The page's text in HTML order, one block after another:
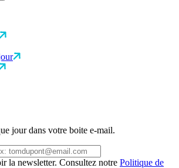
jour dans votre boite e-mail.
la newsletter. Consultez notre Politique de